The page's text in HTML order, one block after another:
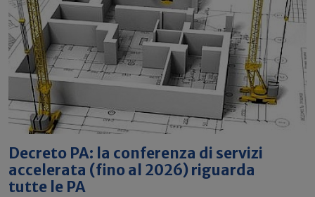
Decreto PA: la conferenza di servizi
accelerata (fino al 2026) riguarda
tutte le PA